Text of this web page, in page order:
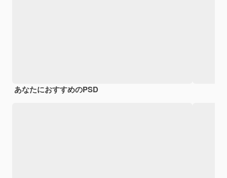
あなたにおすすめのPSD